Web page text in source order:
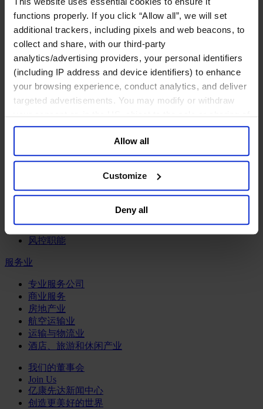
functions properly. If you click “Allow all”, we will set
additional trackers, including pixels and web beacons, to
collect and share, with our third-party
analytics/advertising providers, your personal identifiers
(including IP address and device identifiers) to enhance
your browsing experience, conduct analytics, and deliver
targeted advertisements. You may modify or withdraw
your consent or, in the US, object to the sale or sharing of
your data for targeted advertising, by clicking “Do Not
Sell or Share My Personal Information” in the footer of
the website. You must opt-out of each device and each
browser. For additional information and retention terms
general collection and use of personal information see
Allow all
Customize
Deny all
工业
化工与过程工业咨询团队
机械与工业技术
汽车与交通设备
能源业
金属与矿业
金融服务业
主权财富基金
保险业
投资银行、企业银行与金融市场
私募股权投资行业
财富管理
零售金融服务
风控职能
服务业
专业服务公司
商业服务
房地产业
航空运输业
运输与物流业
酒店、旅游和休闲产业
我们的董事会
Join Us
亿康先达新闻中心
创造更美好的世界